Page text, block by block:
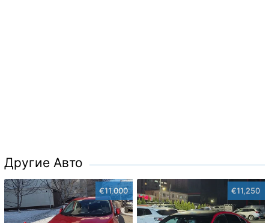
Другие Авто
€11,000 €11,250